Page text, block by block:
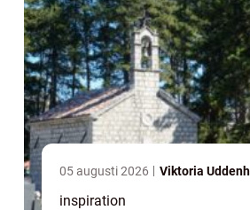
05 augusti 2026 Viktoria
inspiration